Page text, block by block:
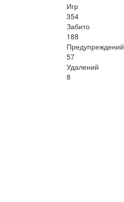
Игр
354
Забито
188
Предупреждений
57
Удалений
8